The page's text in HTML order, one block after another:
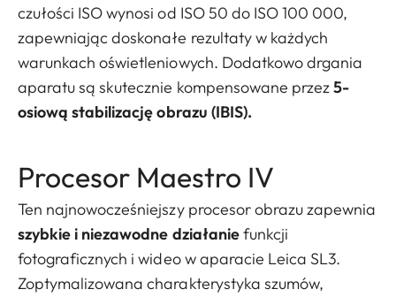
czułości ISO wynosi od ISO 50 do ISO 100 000,
zapewniając doskonałe rezultaty w każdych
warunkach oświetleniowych. Dodatkowo drgania
aparatu są skutecznie kompensowane przez5-
osiową stabilizację obrazu (IBIS).
Procesor Maestro IV
Ten najnowocześniejszy procesor obrazu zapewnia
szybkie i niezawodne działaniefunkcji
fotograficznych i wideo w aparacie Leica SL3.
Zoptymalizowana charakterystyka szumów,